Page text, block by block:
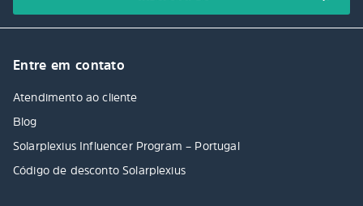
Entre em contato
Atendimento ao cliente
Blog
Solarplexius Influencer Program – Portugal
Código de desconto Solarplexius